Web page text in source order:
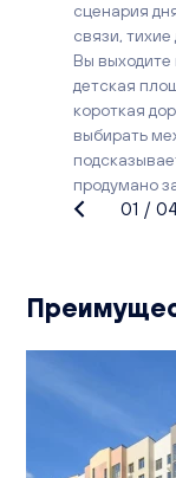
сценария
связи,
Вы выходите
детская
короткая
выбирать
продумано
01 / 04